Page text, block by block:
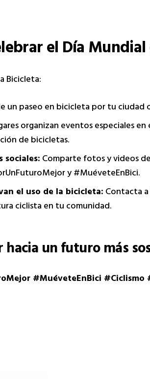
el Día
Bicicleta:
un paseo en bicicleta por tu ciudad
organizan eventos especiales
de bicicletas.
sociales:Comparte fotos y videos
y #MuéveteEnBici.
el uso de la bicicleta:Contacta
ciclista en tu comunidad.
hacia un futuro más
#MuéveteEnBici